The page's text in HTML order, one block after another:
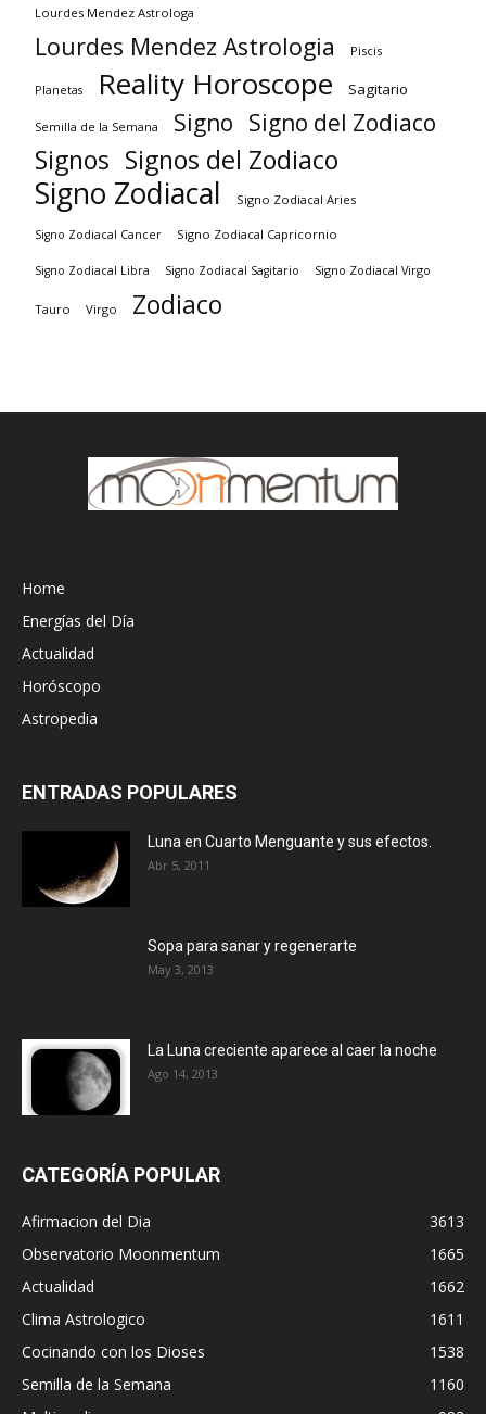
Lourdes Mendez Astrologa
Lourdes Mendez Astrologia Piscis
Planetas Reality Horoscope Sagitario
Semilla de la Semana Signo Signo del Zodiaco
Signos Signos del Zodiaco
Signo Zodiacal Signo Zodiacal Aries
Signo Zodiacal Cancer Signo Zodiacal Capricornio
Signo Zodiacal Libra Signo Zodiacal Sagitario Signo Zodiacal Virgo
Tauro Virgo Zodiaco
Home
Energías del Día
Actualidad
Horóscopo
Astropedia
ENTRADAS POPULARES
Luna en Cuarto Menguante y sus efectos.
Abr 5, 2011
Sopa para sanar y regenerarte
May 3, 2013
La Luna creciente aparece al caer la noche
Ago 14, 2013
CATEGORÍA POPULAR
Afirmacion del Dia
3613
Observatorio Moonmentum
1665
Actualidad
1662
Clima Astrologico
1611
Cocinando con los Dioses
1538
Semilla de la Semana
1160